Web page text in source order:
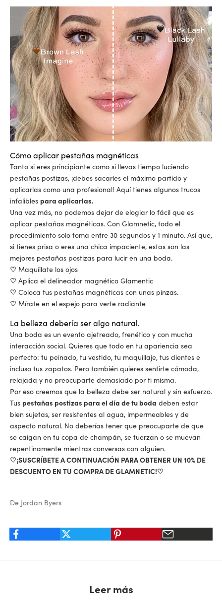
Cómo aplicar pestañas magnéticas
Tanto si eres principiante como si llevas tiempo luciendo
pestañas postizas, ¡debes sacarles el máximo partido y
aplicarlas como una profesional! Aquí tienes algunos trucos
infalibles para aplicarlas.
Una vez más, no podemos dejar de elogiar lo fácil que es
aplicar pestañas magnéticas. Con Glamnetic, todo el
procedimiento solo toma entre 30 segundos y 1 minuto. Así que,
si tienes prisa o eres una chica impaciente, estas son las
mejores pestañas postizas para lucir en una boda.
♡ Maquíllate los ojos
♡ Aplica el delineador magnético Glamentic
♡ Coloca tus pestañas magnéticas con unas pinzas.
♡ Mírate en el espejo para verte radiante
La belleza debería ser algo natural.
Una boda es un evento ajetreado, frenético y con mucha
interacción social. Quieres que todo en tu apariencia sea
perfecto: tu peinado, tu vestido, tu maquillaje, tus dientes e
incluso tus zapatos. Pero también quieres sentirte cómoda,
relajada y no preocuparte demasiado por ti misma.
Por eso creemos que la belleza debe ser natural y sin esfuerzo.
Tus pestañas postizas para el día de tu boda deben estar
bien sujetas, ser resistentes al agua, impermeables y de
aspecto natural. No deberías tener que preocuparte de que
se caigan en tu copa de champán, se tuerzan o se muevan
repentinamente mientras conversas con alguien.
♡¡SUSCRÍBETE A CONTINUACIÓN PARA OBTENER UN 10% DE
DESCUENTO EN TU COMPRA DE GLAMNETIC!♡
De Jordan Byers
Leer más